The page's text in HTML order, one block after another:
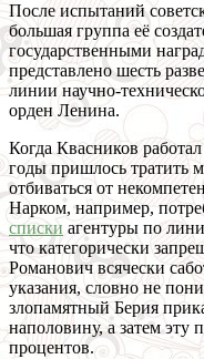
После испытаний
большая группа её
государственными
представлено шесть
линии научно-
орден Ленина.
Когда Квасников
годы пришлось тратить
отбиваться от
Нарком, например,
списки агентуры по
что категорически
Романович всячески
указания, словно не
злопамятный Берия
наполовину, а затем эту
процентов.